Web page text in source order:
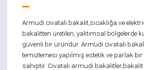
Armudi civatalı bakalit,sıcaklığa ve
bakalitten üretilen, yalıtımsal bölgelerde
güvenli bir üründür. Armudi civatalı
temizlemesi yapılmış estetik ve parlak
sahiptir. Civatalı armudi